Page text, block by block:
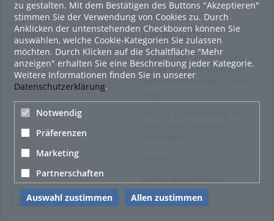
zu gestalten. Mit dem Bestätigen des Buttons "Akzeptieren"
stimmen Sie der Verwendung von Cookies zu. Durch
Anklicken der untenstehenden Checkboxen können Sie
auswählen, welche Cookie-Kategorien Sie zulassen
möchten. Durch Klicken auf die Schaltfläche "Mehr
anzeigen" erhalten Sie eine Beschreibung jeder Kategorie.
Weitere Informationen finden Sie in unserer
Datenschutzerklärung.
Notwendig
Präferenzen
Marketing
Partnerschaften
Auswahl zustimmen Allen zustimmen
neuer Test-Newsbeitrag
HOHU
9. Mai 2022
¨Haager Lies reloaded“ - der neue Top-Radweg in OÖ
verbindet
About Legal Info
Terms and Conditions for the
Usage of this ViMP based
website (including all sub-
Links